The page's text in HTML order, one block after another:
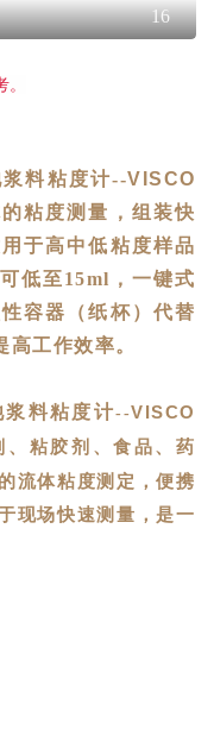
16
料粘度计--VISCO
粘度测量，组装快
于高中低粘度样品
低至15ml ，一键式
容器（纸杯）代替
工作效率。
浆料粘度计--VISCO
、粘胶剂、食品、药
流体粘度测定，便携
现场快速测量，是一